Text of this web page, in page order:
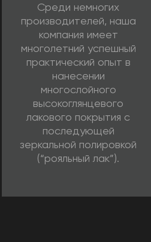
Среди немногих
производителей, наша
компания имеет
многолетний успешный
практический опыт в
нанесении
многослойного
высокоглянцевого
лакового покрытия с
последующей
зеркальной полировкой
(“рояльный лак”).